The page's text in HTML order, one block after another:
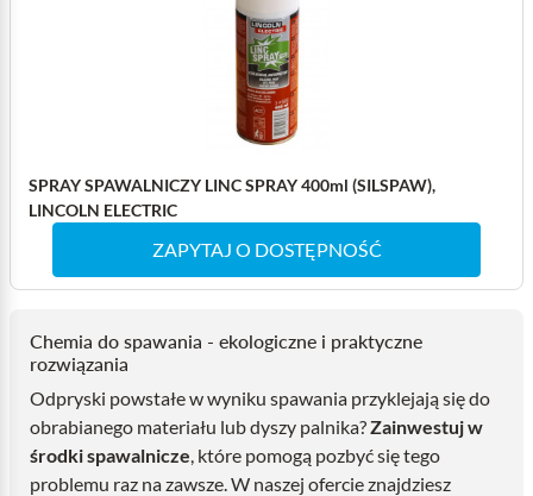
SPRAY SPAWALNICZY LINC SPRAY 400ml (SILSPAW),
LINCOLN ELECTRIC
ZAPYTAJ O DOSTĘPNOŚĆ
Chemia do spawania - ekologiczne i praktyczne
rozwiązania
Odpryski powstałe w wyniku spawania przyklejają się do
obrabianego materiału lub dyszy palnika?Zainwestuj w
środki spawalnicze, które pomogą pozbyć się tego
problemu raz na zawsze. W naszej ofercie znajdziesz